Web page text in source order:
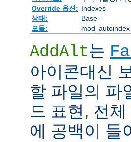
Override 옵션: Indexes
상태:
Base
모듈:
mod_autoindex
AddAlt는
아이콘대신
할 파일의 파
드 표현, 전
에 공백이 들